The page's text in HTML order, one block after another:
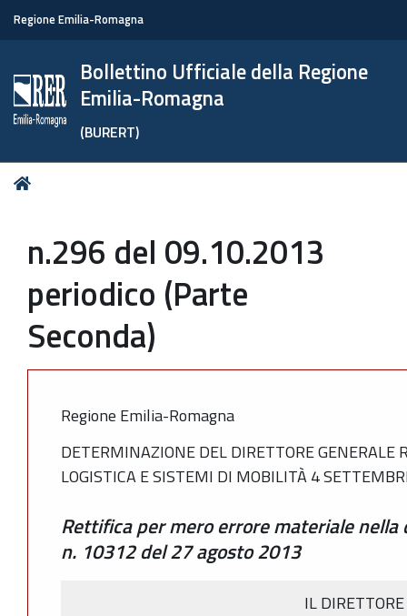
Regione Emilia-Romagna
Bollettino Ufficiale della Regione
Emilia-Romagna
(BURERT)
Tu
n.296 del 09.10.2013
periodico (Parte
Seconda)
Regione Emilia-Romagna
DETERMINAZIONE DEL DIRETTORE GENERALE
LOGISTICA E SISTEMI DI MOBILITÀ 4
Rettifica per mero errore materiale
n. 10312 del 27 agosto 2013
IL DIRETTORE